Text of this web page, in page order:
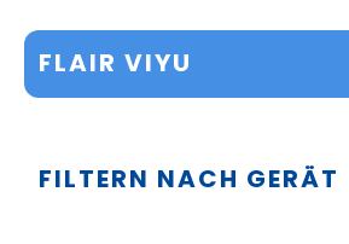
FLAIR VIYU
FILTERN NACH GERÄT